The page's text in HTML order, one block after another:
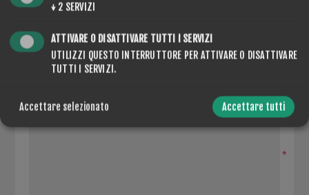
*
*
↓ 2 SERVIZI
ATTIVARE O DISATTIVARE TUTTI I SERVIZI
UTILIZZI QUESTO INTERRUTTORE PER ATTIVARE O DISATTIVARE
TUTTI I SERVIZI.
Accettare selezionato Accettare tutti